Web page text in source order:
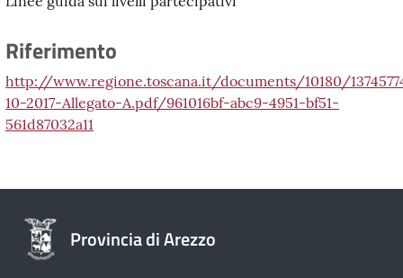
Riferimento
http://www.regione.toscana.it/documents/10180/
10-2017-Allegato-A.pdf/961016bf-abc9-4951-bf51-
561d87032a11
Provincia di Arezzo